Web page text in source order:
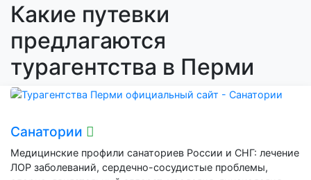
Какие путевки
предлагаются
турагентства в Перми
Санатории
Медицинские профили санаториев России и СНГ: лечение
ЛОР заболеваний, сердечно-сосудистые проблемы,